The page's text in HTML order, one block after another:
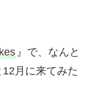
』で、なんと
月に来てみた